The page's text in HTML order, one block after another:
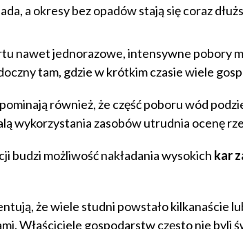
a okresy bez opadów stają się coraz
nawet jednorazowe, intensywne pobory
tam, gdzie w krótkim czasie wiele
również, że część poboru wód
wykorzystania zasobów utrudnia ocenę
budzi możliwość nakładania wysokich kar
że wiele studni powstało kilkanaście
Właściciele gospodarstw często nie byli